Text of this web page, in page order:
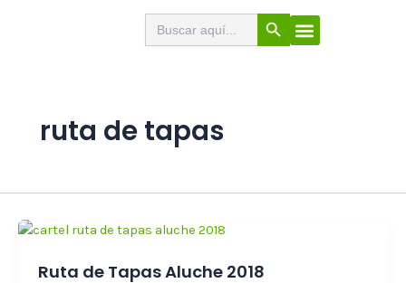
Menú
Buscar: Botón de búsqueda
ruta de tapas
Ruta de Tapas Aluche 2018